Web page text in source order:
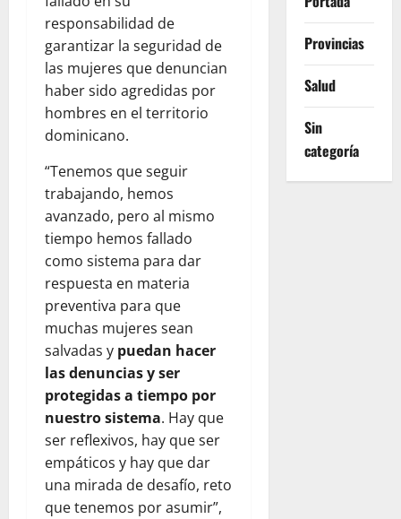
responsabilidad de
garantizar la seguridad de
las mujeres que denuncian
haber sido agredidas por
hombres en el territorio
dominicano.
“Tenemos que seguir
trabajando, hemos
avanzado, pero al mismo
tiempo hemos fallado
como sistema para dar
respuesta en materia
preventiva para que
muchas mujeres sean
salvadas y puedan hacer
las denuncias y ser
protegidas a tiempo por
nuestro sistema. Hay que
ser reflexivos, hay que ser
empáticos y hay que dar
una mirada de desafío, reto
que tenemos por asumir”,
Provincias
Salud
Sin
categoría